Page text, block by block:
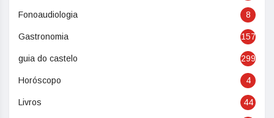
Fonoaudiologia 8
Gastronomia 157
guia do castelo 299
Horóscopo 4
Livros 44